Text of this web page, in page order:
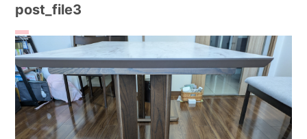
post_file3